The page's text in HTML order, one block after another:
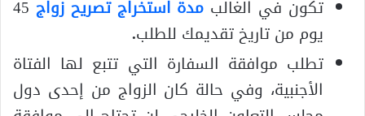
تكون في الغالب مدة استخراج تصريح زواج 45
يوم من تاريخ تقديمك للطلب.
تطلب موافقة السفارة التي تتبع لها الفتاة
الأجنبية، وفي حالة كان الزواج من إحدى دول